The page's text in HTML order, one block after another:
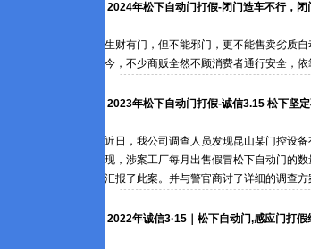
2024年松下自动门打假-闭门造车不行，
生财有门，但不能邪门，更不能售卖劣质
今，不少商贩全然不顾消费者通行安全，
2023年松下自动门打假-诚信3.15 松下坚
近日，我公司调查人员发现昆山某门控设
现，涉案工厂每月出售假冒松下自动门的
汇报了此案。并与警官商讨了详细的调查方
2022年诚信3·15｜松下自动门,感应门打假